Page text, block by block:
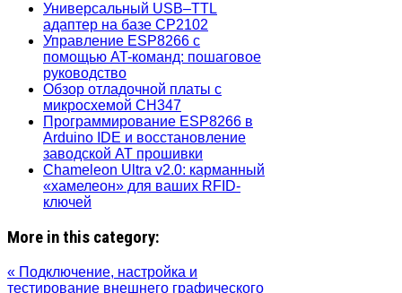
Универсальный USB–TTL
адаптер на базе CP2102
Управление ESP8266 с
помощью AT-команд: пошаговое
руководство
Обзор отладочной платы с
микросхемой CH347
Программирование ESP8266 в
Arduino IDE и восстановление
заводской AT прошивки
Chameleon Ultra v2.0: карманный
«хамелеон» для ваших RFID-
ключей
More in this category:
« Подключение, настройка и
тестирование внешнего графического